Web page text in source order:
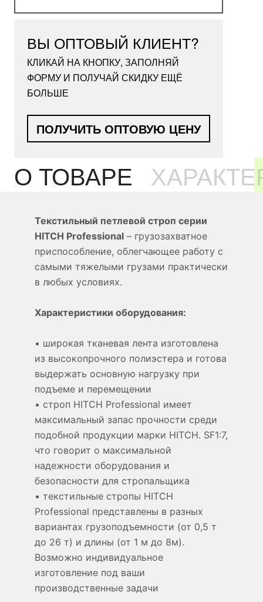
ВЫ ОПТОВЫЙ КЛИЕНТ?
КЛИКАЙ НА КНОПКУ, ЗАПОЛНЯЙ
ФОРМУ И ПОЛУЧАЙ СКИДКУ ЕЩЁ
БОЛЬШЕ
ПОЛУЧИТЬ ОПТОВУЮ ЦЕНУ
О ТОВАРЕ
Текстильный петлевой строп серии
HITCH Professional – грузозахватное
приспособление, облегчающее работу с
самыми тяжелыми грузами практически
в любых условиях.
Характеристики оборудования:
• широкая тканевая лента изготовлена
из высокопрочного полиэстера и готова
выдержать основную нагрузку при
подъеме и перемещении
• строп HITCH Professional имеет
максимальный запас прочности среди
подобной продукции марки HITCH. SF1:7,
что говорит о максимальной
надежности оборудования и
безопасности для стропальщика
• текстильные стропы HITCH
Professional представлены в разных
вариантах грузоподъемности (от 0,5 т
до 26 т) и длины (от 1 м до 8м).
Возможно индивидуальное
изготовление под ваши
производственные задачи